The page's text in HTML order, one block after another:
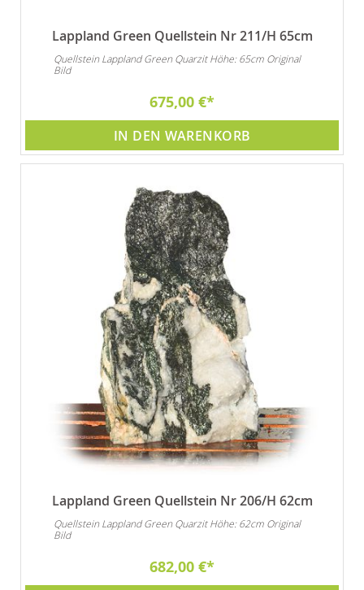
Lappland Green Quellstein Nr 211/H 65cm
Quellstein Lappland Green Quarzit Höhe: 65cm Original
Bild
675,00 €
IN DEN WARENKORB
Lappland Green Quellstein Nr 206/H 62cm
Quellstein Lappland Green Quarzit Höhe: 62cm Original
Bild
682,00 €